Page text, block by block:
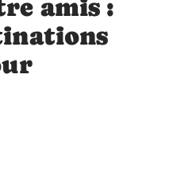
amis :